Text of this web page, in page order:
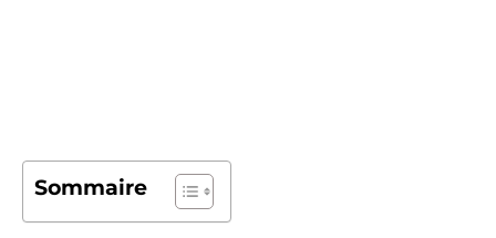
Sommaire